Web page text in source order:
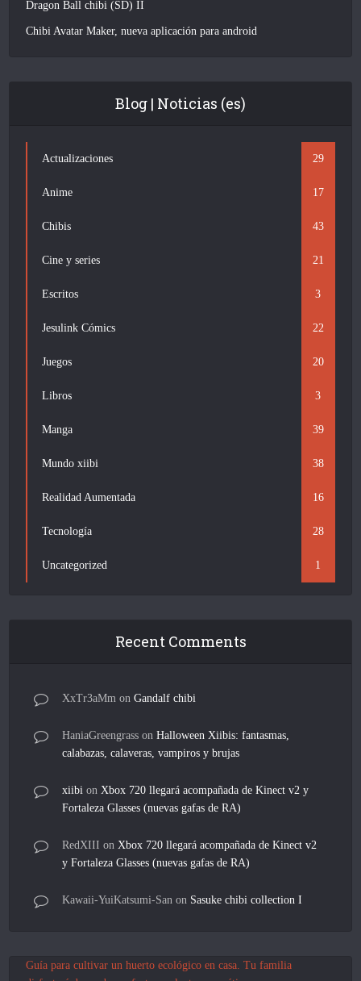
Dragon Ball chibi (SD) II
Chibi Avatar Maker, nueva aplicación para android
Blog | Noticias (es)
Actualizaciones 29
Anime 17
Chibis 43
Cine y series 21
Escritos 3
Jesulink Cómics 22
Juegos 20
Libros 3
Manga 39
Mundo xiibi 38
Realidad Aumentada 16
Tecnología 28
Uncategorized 1
Recent Comments
XxTr3aMm onGandalf chibi
HaniaGreengrass onHalloween Xiibis: fantasmas,
calabazas, calaveras, vampiros y brujas
xiibi onXbox 720 llegará acompañada de Kinect v2 y
Fortaleza Glasses (nuevas gafas de RA)
RedXIII onXbox 720 llegará acompañada de Kinect v2
y Fortaleza Glasses (nuevas gafas de RA)
Kawaii-YuiKatsumi-San on Sasuke chibi collection I
Guía para cultivar un huerto ecológico en casa. Tu familia